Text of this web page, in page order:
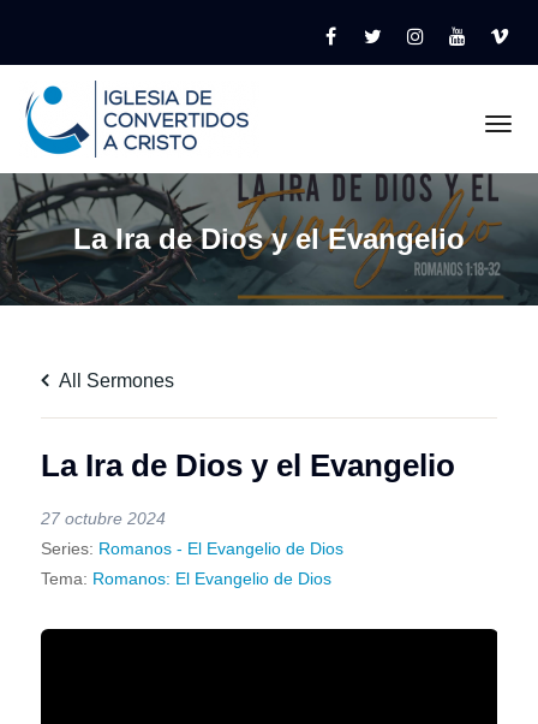
La Ira de Dios y el Evangelio
All Sermones
La Ira de Dios y el Evangelio
27 octubre 2024
Series: Romanos - El Evangelio de Dios
Tema: Romanos: El Evangelio de Dios